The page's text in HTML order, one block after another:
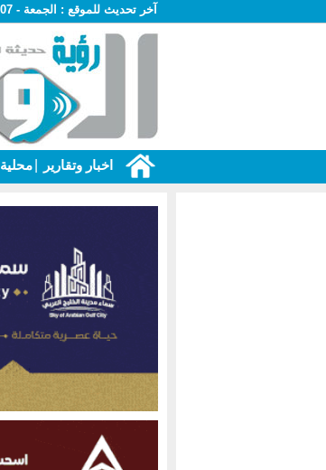
آخر تحديث للموقع : الجمعة - 07 أغسطس 2026 - 04:57 ص
اخبار وتقارير محلية